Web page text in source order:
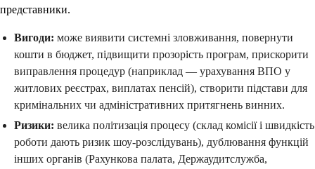
представники.
Вигоди: може виявити системні зловживання, повернути
кошти в бюджет, підвищити прозорість програм, прискорити
виправлення процедур (наприклад — урахування ВПО у
житлових реєстрах, виплатах пенсій), створити підстави для
кримінальних чи адміністративних притягнень винних.
Ризики: велика політизація процесу (склад комісії і швидкість
роботи дають ризик шоу-розслідувань), дублювання функцій
інших органів (Рахункова палата, Держаудитслужба,